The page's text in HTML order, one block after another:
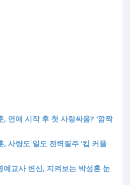
, 연애 시작 후 첫 사랑싸움? ‘깜짝
, 사랑도 일도 전력질주 ‘킵 커플
예교사 변신, 지켜보는 박성훈 눈